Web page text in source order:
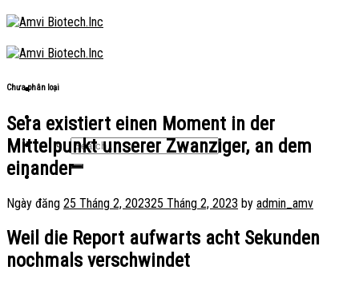
Skip
to
content
Chưa phân loại
Sera existiert einen Moment in der
Mittelpunkt unserer Zwanziger, an dem
einander
Ngày đăng 25 Tháng 2, 202325 Tháng 2, 2023 by admin_amv
Weil die Report aufwarts acht Sekunden
nochmals verschwindet